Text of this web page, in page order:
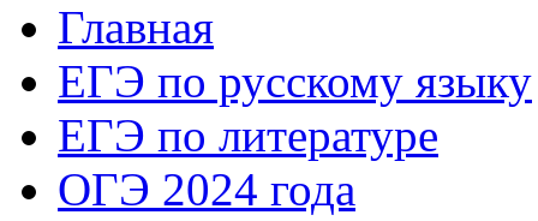
Главная
ЕГЭ по русскому языку
ЕГЭ по литературе
ОГЭ 2024 года